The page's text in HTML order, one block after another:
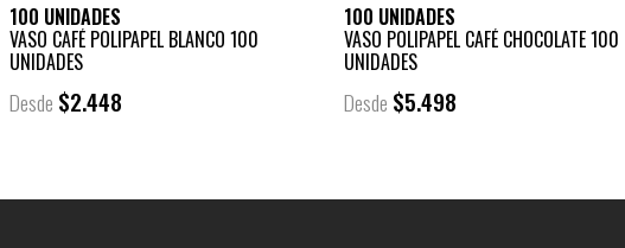
100 UNIDADES
VASO CAFÉ POLIPAPEL BLANCO 100
UNIDADES
Desde $2.448
100 UNIDADES
VASO POLIPAPEL CAFÉ CHOCOLATE 100
UNIDADES
Desde $5.498